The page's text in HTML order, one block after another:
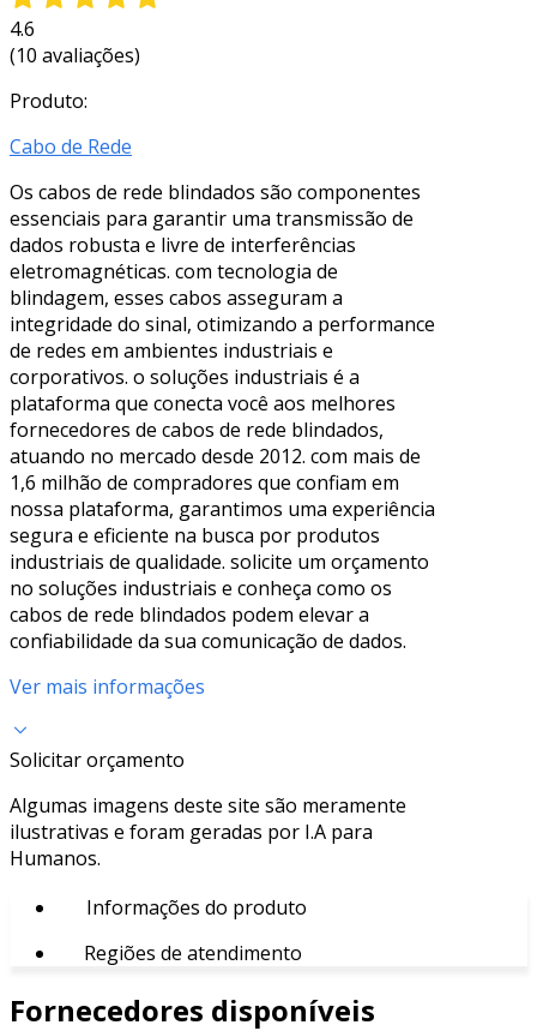
4.6
(10 avaliações)
Produto:
Cabo de Rede
Os cabos de rede blindados são componentes
essenciais para garantir uma transmissão de
dados robusta e livre de interferências
eletromagnéticas. com tecnologia de
blindagem, esses cabos asseguram a
integridade do sinal, otimizando a performance
de redes em ambientes industriais e
corporativos. o soluções industriais é a
plataforma que conecta você aos melhores
fornecedores de cabos de rede blindados,
atuando no mercado desde 2012. com mais de
1,6 milhão de compradores que confiam em
nossa plataforma, garantimos uma experiência
segura e eficiente na busca por produtos
industriais de qualidade. solicite um orçamento
no soluções industriais e conheça como os
cabos de rede blindados podem elevar a
confiabilidade da sua comunicação de dados.
Ver mais informações
Solicitar orçamento
Algumas imagens deste site são meramente
ilustrativas e foram geradas por I.A para
Humanos.
Informações do produto
Regiões de atendimento
Fornecedores disponíveis